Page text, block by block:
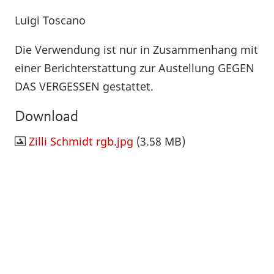
Luigi Toscano
Die Verwendung ist nur in Zusammenhang mit
einer Berichterstattung zur Austellung GEGEN
DAS VERGESSEN gestattet.
Download
Zilli Schmidt rgb.jpg (3.58 MB)